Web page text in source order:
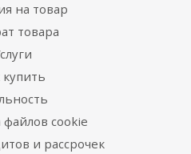
на товар
товара
купить
cookie
и рассрочек